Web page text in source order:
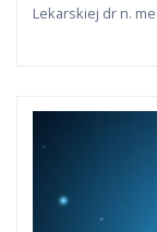
Lekarskiej dr n.